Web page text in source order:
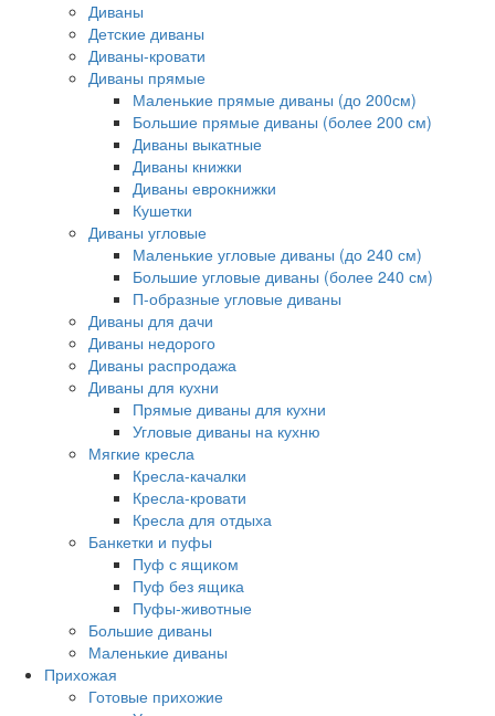
Диваны
Детские диваны
Диваны-кровати
Диваны прямые
Маленькие прямые диваны (до 200см)
Большие прямые диваны (более 200 см)
Диваны выкатные
Диваны книжки
Диваны еврокнижки
Кушетки
Диваны угловые
Маленькие угловые диваны (до 240 см)
Большие угловые диваны (более 240 см)
П-образные угловые диваны
Диваны для дачи
Диваны недорого
Диваны распродажа
Диваны для кухни
Прямые диваны для кухни
Угловые диваны на кухню
Мягкие кресла
Кресла-качалки
Кресла-кровати
Кресла для отдыха
Банкетки и пуфы
Пуф с ящиком
Пуф без ящика
Пуфы-животные
Большие диваны
Маленькие диваны
Прихожая
Готовые прихожие